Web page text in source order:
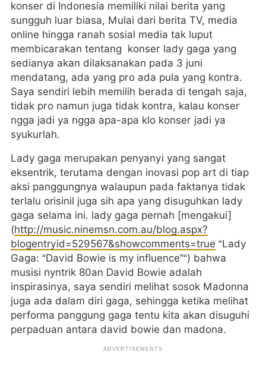
konser di Indonesia memiliki nilai berita yang
sungguh luar biasa, Mulai dari berita TV, media
online hingga ranah sosial media tak luput
membicarakan tentang konser lady gaga yang
sedianya akan dilaksanakan pada 3 juni
mendatang, ada yang pro ada pula yang kontra.
Saya sendiri lebih memilih berada di tengah saja,
tidak pro namun juga tidak kontra, kalau konser
ngga jadi ya ngga apa-apa klo konser jadi ya
syukurlah.
Lady gaga merupakan penyanyi yang sangat
eksentrik, terutama dengan inovasi pop art di tiap
aksi panggungnya walaupun pada faktanya tidak
terlalu orisinil juga sih apa yang disuguhkan lady
gaga selama ini. lady gaga pernah [mengakui]
(http://music.ninemsn.com.au/blog.aspx?
blogentryid=529567&showcomments=true “Lady
Gaga: “David Bowie is my influence”“) bahwa
musisi nyntrik 80an David Bowie adalah
inspirasinya, saya sendiri melihat sosok Madonna
juga ada dalam diri gaga, sehingga ketika melihat
performa panggung gaga tentu kita akan disuguhi
perpaduan antara david bowie dan madona.